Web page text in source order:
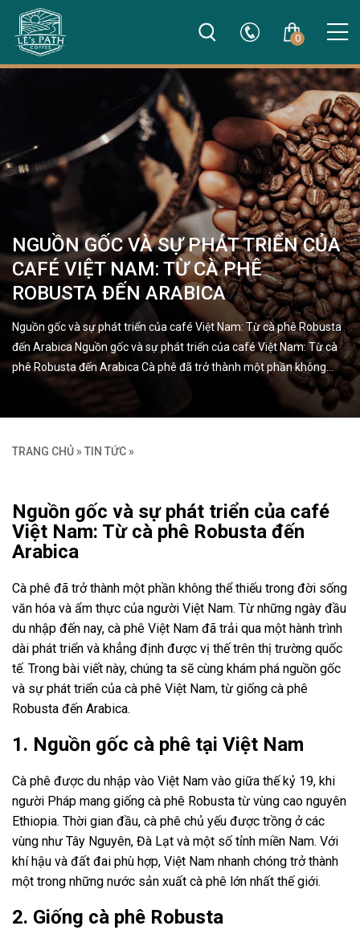
0
NGUỒN GỐC VÀ SỰ PHÁT TRIỂN CỦA
CAFÉ VIỆT NAM: TỪ CÀ PHÊ
ROBUSTA ĐẾN ARABICA
Nguồn gốc và sự phát triển của café Việt Nam: Từ cà phê Robusta
đến Arabica Nguồn gốc và sự phát triển của café Việt Nam: Từ cà
phê Robusta đến Arabica Cà phê đã trở thành một phần không…
TRANG CHỦ » TIN TỨC »
Nguồn gốc và sự phát triển của café
Việt Nam: Từ cà phê Robusta đến
Arabica
Cà phê đã trở thành một phần không thể thiếu trong đời sống
văn hóa và ẩm thực của người Việt Nam. Từ những ngày đầu
du nhập đến nay, cà phê Việt Nam đã trải qua một hành trình
dài phát triển và khẳng định được vị thế trên thị trường quốc
tế. Trong bài viết này, chúng ta sẽ cùng khám phá nguồn gốc
và sự phát triển của cà phê Việt Nam, từ giống cà phê
Robusta đến Arabica.
1. Nguồn gốc cà phê tại Việt Nam
Cà phê được du nhập vào Việt Nam vào giữa thế kỷ 19, khi
người Pháp mang giống cà phê Robusta từ vùng cao nguyên
Ethiopia. Thời gian đầu, cà phê chủ yếu được trồng ở các
vùng như Tây Nguyên, Đà Lạt và một số tỉnh miền Nam. Với
khí hậu và đất đai phù hợp, Việt Nam nhanh chóng trở thành
một trong những nước sản xuất cà phê lớn nhất thế giới.
2. Giống cà phê Robusta